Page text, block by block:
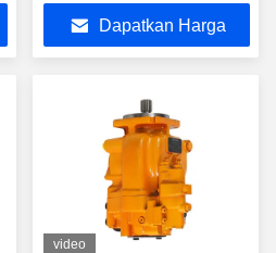
Dapatkan Harga
video